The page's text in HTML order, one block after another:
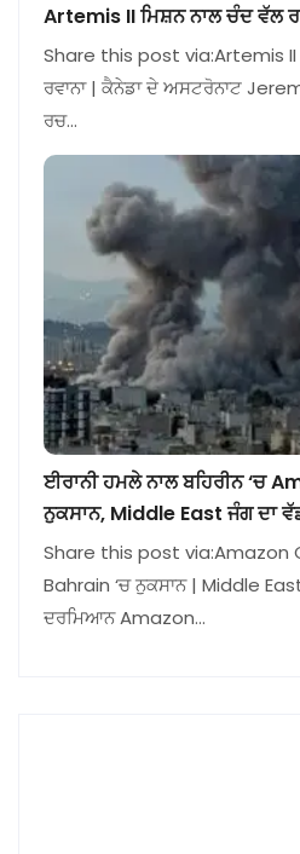
Artemis II ਮਿਸ਼ਨ ਨਾਲ ਚੰਦ ਵੱਲ
Share this post via:Artemis
ਰਵਾਨਾ | ਕੈਨੇਡਾ ਦੇ ਅਸਟਰੋਨਾਟ
ਰਚ…
ਈਰਾਨੀ ਹਮਲੇ ਨਾਲ ਬਹਿਰੀਨ ‘ਚ
ਨੁਕਸਾਨ, Middle East ਜੰਗ ਦਾ
Share this post via:Amazon
Bahrain ‘ਚ ਨੁਕਸਾਨ | Middle
ਦਰਮਿਆਨ Amazon…